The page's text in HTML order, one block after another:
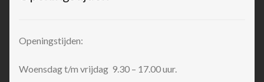
Openingstijden:
Woensdag t/m vrijdag 9.30 – 17.00 uur.